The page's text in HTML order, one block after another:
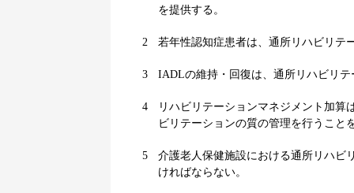
を提供する。
2 若年性認知症患者は、通所リハビリテ
3 IADLの維持・回復は、通所リハビリ
4
リハビリテーションマネジメント加算
ビリテーションの質の管理を行うこと
5
介護老人保健施設における通所リハビ
ければならない。